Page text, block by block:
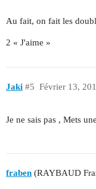
Au fait, on fait les
2 « J'aime »
Jaki Février 13,
#5
Je ne sais pas , Mets
fraben (RAYBAUD